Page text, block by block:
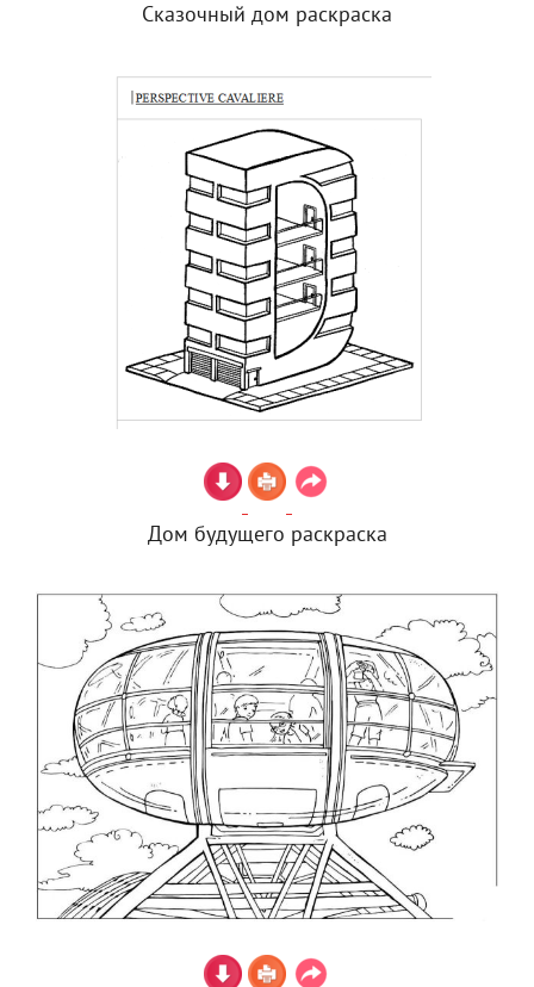
Сказочный дом раскраска
Дом будущего раскраска